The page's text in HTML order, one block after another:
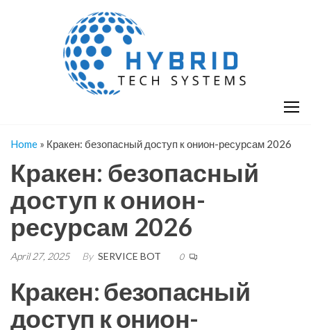
Home » Кракен: безопасный доступ к онион-ресурсам 2026
Кракен: безопасный
доступ к онион-
ресурсам 2026
April 27, 2025 By SERVICE BOT 0
Кракен: безопасный
доступ к онион-